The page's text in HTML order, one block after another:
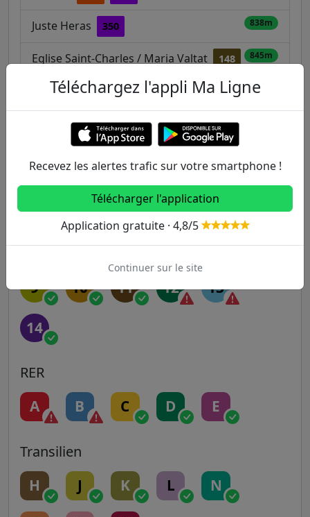
Juste Heras 350 838m
Eglise Saint-Charles / Maria Valtat
148
247
845m
Autres lignes
Metro
1 2 3 3B 4
5 6 7 7B 8
9 10 11 12 13
14
RER
A B C D E
Transilien
H J K L N
Téléchargez l'appli Ma Ligne
Recevez les alertes trafic sur votre smartphone !
Télécharger l'application
Application gratuite · 4,8/5
Continuer sur le site